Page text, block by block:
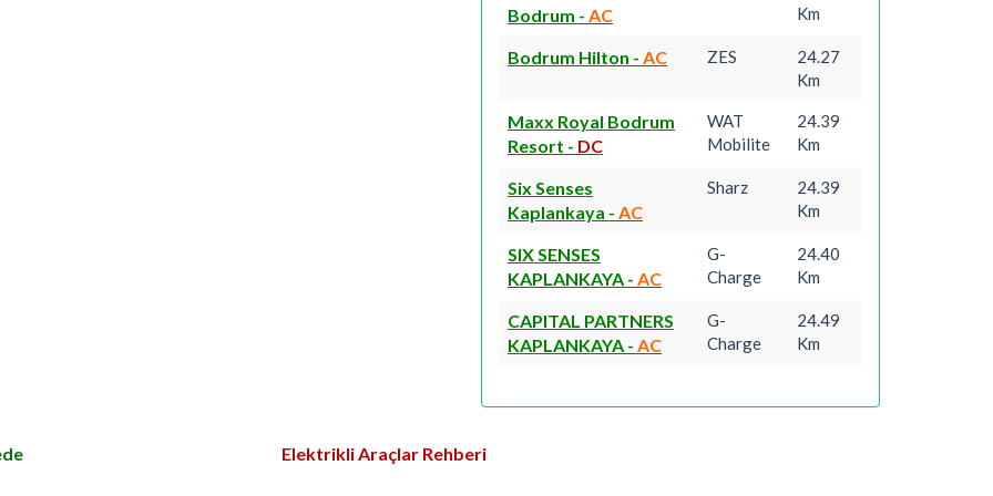
Bodrum - AC Km
Bodrum Hilton - AC ZES
24.27
Km
Maxx Royal Bodrum
Resort - DC
WAT
Mobilite
24.39
Km
Six Senses
Kaplankaya - AC
Sharz
24.39
Km
SIX SENSES
KAPLANKAYA - AC
G-
Charge
24.40
Km
CAPITAL PARTNERS
KAPLANKAYA - AC
G-
Charge
24.49
Km
Elektrikli Araçlar Rehberi